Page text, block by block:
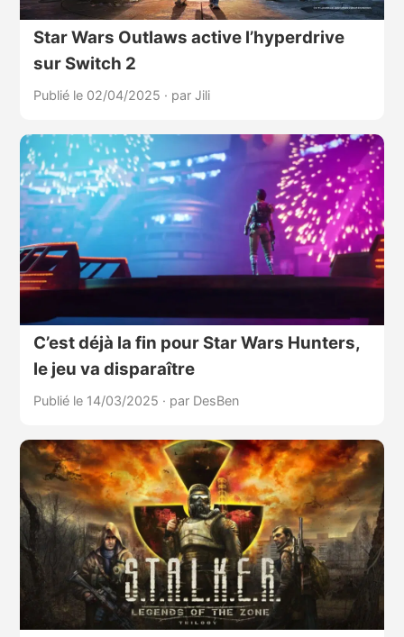
Star Wars Outlaws active l’hyperdrive
sur Switch 2
Publié le 02/04/2025 · par Jili
C’est déjà la fin pour Star Wars Hunters,
le jeu va disparaître
Publié le 14/03/2025 · par DesBen